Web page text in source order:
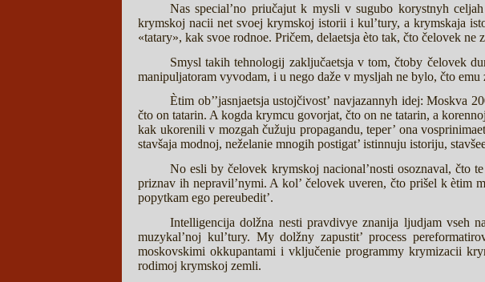
Nas special’no priučajut k mysli v sugubo korystnyh
krymskoj nacii net svoej krymskoj istorii i kul’tury, a krymskaja
«tatary», kak svoe rodnoe. Pričem, delaetsja èto tak, čto čelovek
Smysl takih tehnologij zaključaetsja v tom, čtoby čelovek
manipuljatoram vyvodam, i u nego daže v mysljah ne bylo, čto
Ètim ob’’jasnjaetsja ustojčivost’ navjazannyh idej: Moskva
čto on tatarin. A kogda krymcu govorjat, čto on ne tatarin, a
kak ukorenili v mozgah čužuju propagandu, teper’ ona
stavšaja modnoj, neželanie mnogih postigat’ istinnuju istoriju,
No esli by čelovek krymskoj nacional’nosti osoznaval, čto
priznav ih nepravil’nymi. A kol’ čelovek uveren, čto prišel k ètim
popytkam ego pereubedit’.
Intelligencija dolžna nesti pravdivye znanija ljudjam vseh
muzykal’noj kul’tury. My dolžny zapustit’ process
moskovskimi okkupantami i vključenie programmy krymizacii
rodimoj krymskoj zemli.